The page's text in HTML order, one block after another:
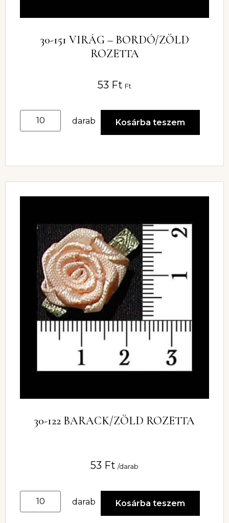
30-151 VIRÁG – BORDÓ/ZÖLD
ROZETTA
53 Ft Ft
darab Kosárba teszem
30-122 BARACK/ZÖLD ROZETTA
53 Ft /darab
darab Kosárba teszem